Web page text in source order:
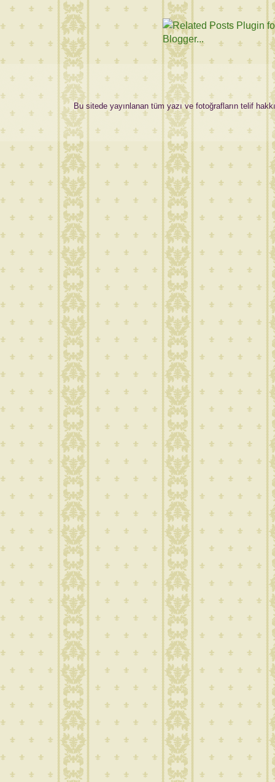
Bu sitede yayınlanan tüm yazı ve fotoğrafların telif